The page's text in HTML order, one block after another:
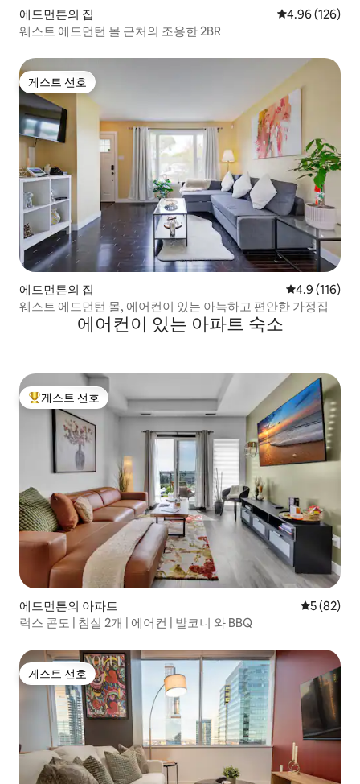
에드먼튼의 집 평점 4.96점(5
4.96 (126)
웨스트 에드먼턴 몰 근처의 조용한 2BR
게스트 선호
게스트 선호
에드먼튼의 집 평점 4.9점(5
4.9 (116)
웨스트 에드먼턴 몰, 에어컨이 있는 아늑하고 편안한 가정집
에어컨이 있는 아파트 숙소
상위 게스트 선호
게스트 선호
에드먼튼의 아파트 평점 5점(5
5 (82)
럭스 콘도 | 침실 2개 | 에어컨 | 발코니 와 BBQ
게스트 선호
게스트 선호